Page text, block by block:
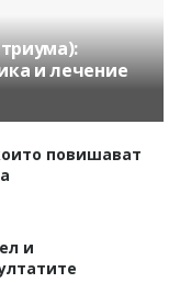
и лечение
повишават
и